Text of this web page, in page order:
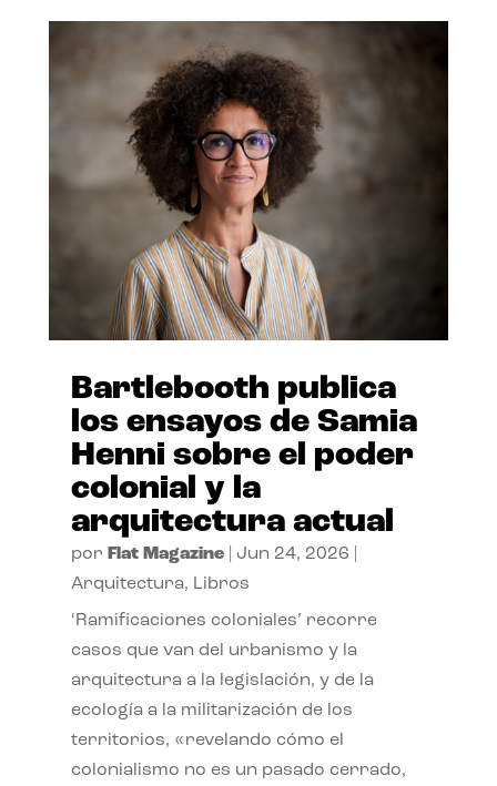
Bartlebooth publica
los ensayos de Samia
Henni sobre el poder
colonial y la
arquitectura actual
por Flat Magazine| Jun 24, 2026
Arquitectura, Libros
‘Ramificaciones coloniales’ recorre
casos que van del urbanismo y la
arquitectura a la legislación, y de la
ecología a la militarización de los
territorios, «revelando cómo el
colonialismo no es un pasado cerrado,